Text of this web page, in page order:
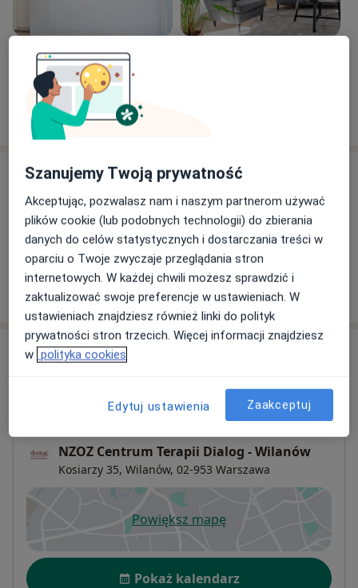
Jest członkiem Polskiego Towarzystwa Neurofizjologii
Klinicznej oraz Polskiego Towarzystwa
Neurologicznego.
Posiada uprawnienia do wystawiania recept na leki
refundowane (NFZ) oraz zwolnień lekarskich ZUS-ZLA
(L4).
Zobacz galerię (6)
Pokaż więcej
Usługi i ceny
Konsultacja neurologiczna
300 zł Szczegóły Umów wizytę
W jaki sposób ustalane są ceny?
Adresy (2)
NZOZ Centrum Terapii Dialog - Wilanów
Kosiarzy 35, Wilanów, 02-953 Warszawa
Powiększ mapęotwiera się w nowej karcie
Dostępność
Pokaż kalendarz
Szanujemy Twoją prywatność
Akceptując, pozwalasz nam i naszym partnerom używać
plików cookie (lub podobnych technologii) do zbierania
danych do celów statystycznych i dostarczania treści w
oparciu o Twoje zwyczaje przeglądania stron
internetowych. W każdej chwili możesz sprawdzić i
zaktualizować swoje preferencje w ustawieniach. W
ustawieniach znajdziesz również linki do polityk
prywatności stron trzecich. Więcej informacji znajdziesz
w polityka cookies
Edytuj ustawienia Zaakceptuj